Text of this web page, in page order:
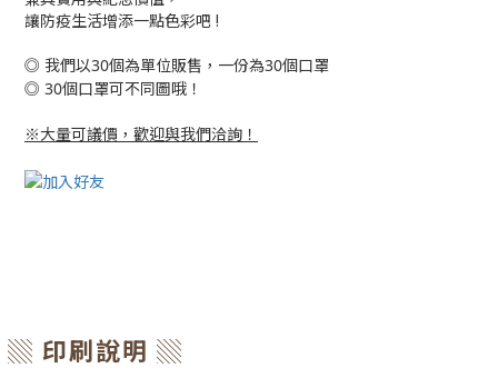
讓防疫生活增添一點色彩吧 !
◎ 我們以30個為單位販售，一份為30個口罩
◎ 30個口罩可不同圖哦 ！
※大量可議價，歡迎與我們洽詢！
▒ 印刷說明 ▒